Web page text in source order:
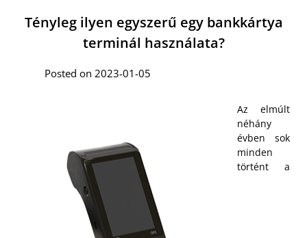
Tényleg ilyen egyszerű egy bankkártya
terminál használata?
Posted on 2023-01-05
Az elmúlt
néhány
évben sok
minden
történt a